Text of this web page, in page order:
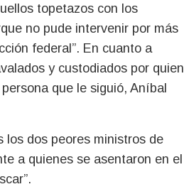
topetazos con los
no pude intervenir por más
federal”. En cuanto a
y custodiados por quien
que le siguió, Aníbal
los dos peores ministros de
a quienes se asentaron en el